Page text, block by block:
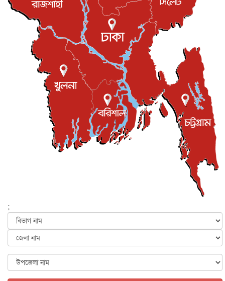
রিয়ালকে ‘না’ বলা রদ্রির জন্য বার্সার কাছে কত চাইল ম্যানসিটি
খেলাধুলা
শিল্পকলায় চলচ্চিত্র উৎসব, বিনা মূল্যে দেখা যাবে ৬ সিনেমা
বিনোদন ৮ আগস্ট, ২০২৬
ইস্ট লন্ডন মসজিদের জুমার খুতবা : “কুরআন হোক জীবন দেখার
লেন্স...
ইসলাম ও জীবন ৭ আগস্ট, ২০২৬
সিলেটের কন্যা মোহিনী রশিদ এনওয়াইপিডির উচ্চপদস্থ কর্মকর্তা
দেশজুড়ে ৬ আগস্ট, ২০২৬
আজ থেকে সবার জন্য উন্মুক্ত জুলাই স্মৃতি জাদুঘর
৬ আগস্ট, ২০২৬
৬ আগস্ট, ২০২৬
জুলাইয়ের কৃতিত্ব নেওয়ার জন্য সবাই প্রতিযোগিতায় নেমেছে :
৬ আগস্ট, ২০২৬
৬ আগস্ট, ২০২৬
;